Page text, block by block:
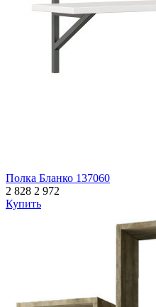
Полка Бланко 137060
2 828 2 972
Купить